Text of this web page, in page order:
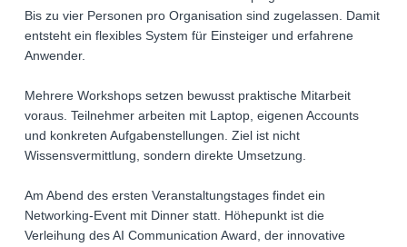
Bis zu vier Personen pro Organisation sind zugelassen. Damit
entsteht ein flexibles System für Einsteiger und erfahrene
Anwender.
Mehrere Workshops setzen bewusst praktische Mitarbeit
voraus. Teilnehmer arbeiten mit Laptop, eigenen Accounts
und konkreten Aufgabenstellungen. Ziel ist nicht
Wissensvermittlung, sondern direkte Umsetzung.
Am Abend des ersten Veranstaltungstages findet ein
Networking-Event mit Dinner statt. Höhepunkt ist die
Verleihung des AI Communication Award, der innovative